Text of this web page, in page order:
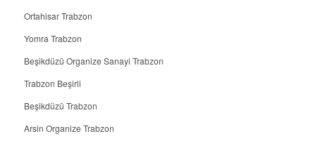
Ortahisar Trabzon
Yomra Trabzon
Beşikdüzü Organize Sanayi Trabzon
Trabzon Beşirli
Beşikdüzü Trabzon
Arsin Organize Trabzon